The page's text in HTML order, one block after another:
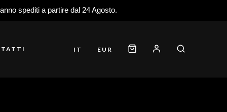
spediti a partire dal 24 Agosto.
IT EUR